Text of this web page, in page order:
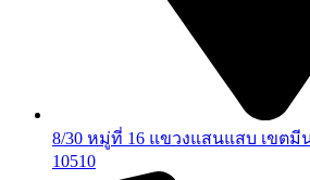
8/30 หมู่ที่ 16 แขวงแสนแสบ เขต
10510